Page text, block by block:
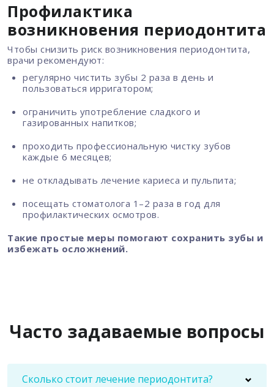
Профилактика
возникновения периодонтита
Чтобы снизить риск возникновения периодонтита,
врачи рекомендуют:
регулярно чистить зубы 2 раза в день и
пользоваться ирригатором;
ограничить употребление сладкого и
газированных напитков;
проходить профессиональную чистку зубов
каждые 6 месяцев;
не откладывать лечение кариеса и пульпита;
посещать стоматолога 1–2 раза в год для
профилактических осмотров.
Такие простые меры помогают сохранить зубы и
избежать осложнений.
Часто задаваемые вопросы
Сколько стоит лечение периодонтита?